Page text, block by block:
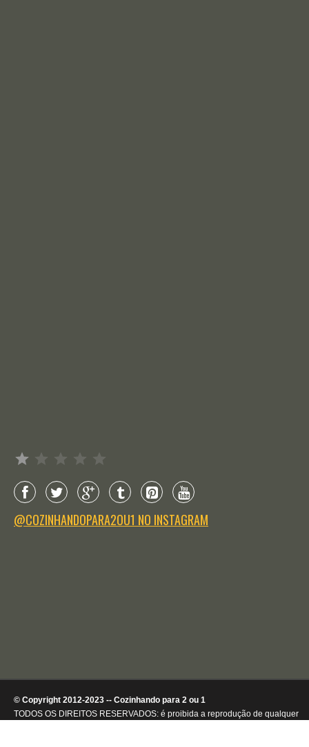
@COZINHANDOPARA2OU1 NO INSTAGRAM
© Copyright 2012-2023 -- Cozinhando para 2 ou 1
TODOS OS DIREITOS RESERVADOS: é proibida a reprodução de qualquer